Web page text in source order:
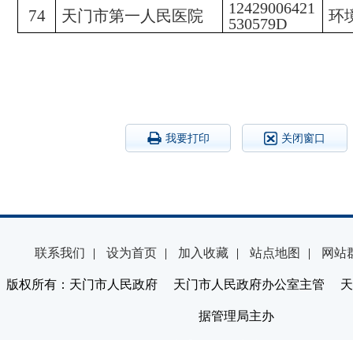
74 天门市第一人民医院
12429006421
530579D
环
我要打印 关闭窗口
联系我们 | 设为首页 | 加入收藏 | 站点地图 | 网站
版权所有：天门市人民政府 天门市人民政府办公室主管 天
据管理局主办